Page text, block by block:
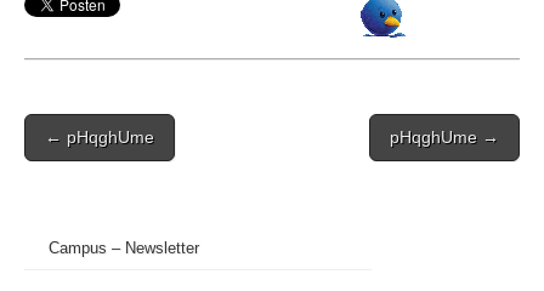
Post
navigation
← pHqghUme pHqghUme →
Campus – Newsletter